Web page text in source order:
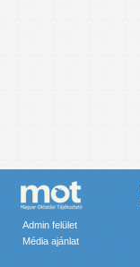
Admin felület
Média ajánlat